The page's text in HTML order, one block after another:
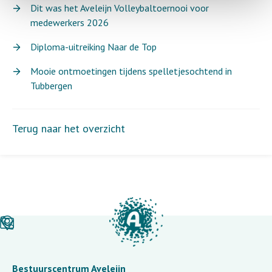
Dit was het Aveleijn Volleybaltoernooi voor
medewerkers 2026
Diploma-uitreiking Naar de Top
Mooie ontmoetingen tijdens spelletjesochtend in
Tubbergen
Terug naar het overzicht
Bestuurscentrum Aveleijn